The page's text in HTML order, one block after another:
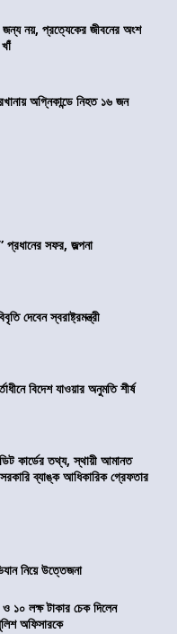
জন্য নয়, প্রত্যেকের জীবনের অংশ
অগ্নিকান্ডে নিহত ১৬ জন
প্রধানের সফর, জল্পনা
দেবেন স্বরাষ্ট্রমন্ত্রী
বিদেশ যাওয়ার অনুমতি শীর্ষ
কার্ডের তথ্য, স্থায়ী আমানত
ব্যাঙ্ক আধিকারিক গ্রেফতার
নিয়ে উত্তেজনা
ও ১০ লক্ষ টাকার চেক দিলেন
অফিসারকে